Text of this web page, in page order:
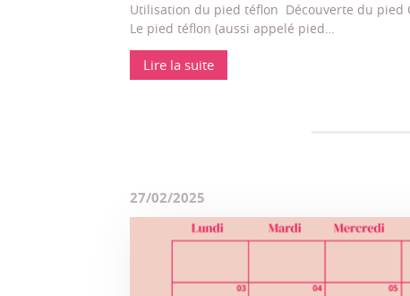
Utilisation du pied téflon Découverte du pied
Le pied téflon (aussi appelé pied…
Lire la suite
27/02/2025